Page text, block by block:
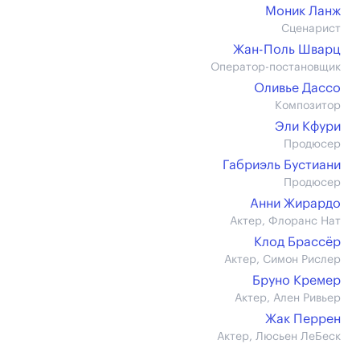
Моник Ланж
Сценарист
Жан-Поль Шварц
Оператор-постановщик
Оливье Дассо
Композитор
Эли Кфури
Продюсер
Габриэль Бустиани
Продюсер
Анни Жирардо
Актер, Флоранс Нат
Клод Брассёр
Актер, Симон Рислер
Бруно Кремер
Актер, Ален Ривьер
Жак Перрен
Актер, Люсьен ЛеБеск